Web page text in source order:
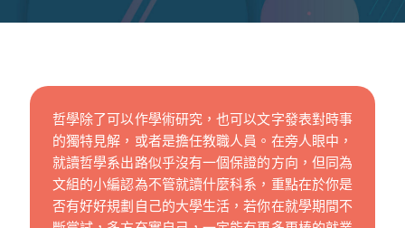
哲學除了可以作學術研究，也可以文字發表對時事
的獨特見解，或者是擔任教職人員。在旁人眼中，
就讀哲學系出路似乎沒有一個保證的方向，但同為
文組的小編認為不管就讀什麼科系，重點在於你是
否有好好規劃自己的大學生活，若你在就學期間不